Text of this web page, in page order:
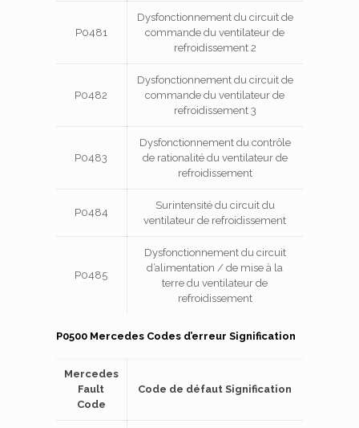
P0481
Dysfonctionnement du circuit de
commande du ventilateur de
refroidissement 2
P0482
Dysfonctionnement du circuit de
commande du ventilateur de
refroidissement 3
P0483
Dysfonctionnement du contrôle
de rationalité du ventilateur de
refroidissement
P0484
Surintensité du circuit du
ventilateur de refroidissement
P0485
Dysfonctionnement du circuit
d’alimentation / de mise à la
terre du ventilateur de
refroidissement
P0500 Mercedes Codes d’erreur Signification
Mercedes
Fault
Code
Code de défaut Signification